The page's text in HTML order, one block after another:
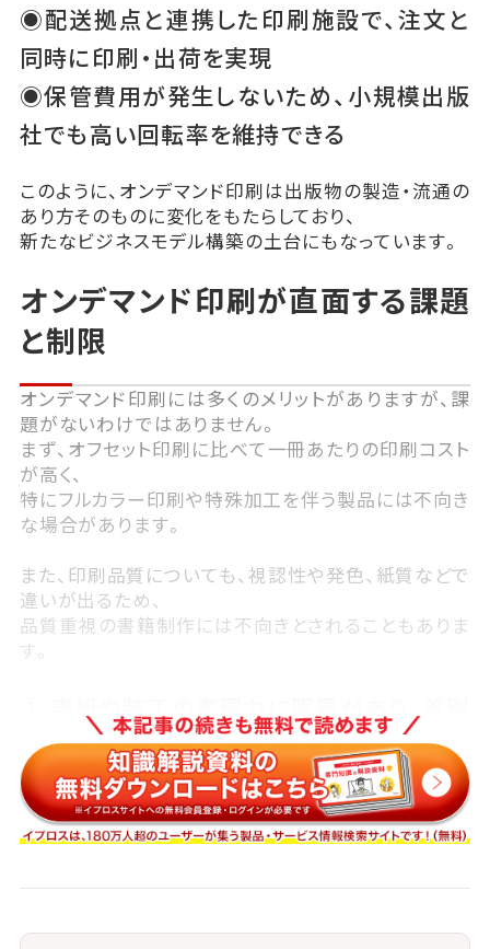
◉配送拠点と連携した印刷施設で、注文と
同時に印刷・出荷を実現
◉保管費用が発生しないため、小規模出版
社でも高い回転率を維持できる
このように、オンデマンド印刷は出版物の製造・流通の
あり方そのものに変化をもたらしており、
新たなビジネスモデル構築の土台にもなっています。
オンデマンド印刷が直面する課題
と制限
オンデマンド印刷には多くのメリットがありますが、課
題がないわけではありません。
まず、オフセット印刷に比べて一冊あたりの印刷コスト
が高く、
特にフルカラー印刷や特殊加工を伴う製品には不向き
な場合があります。
また、印刷品質についても、視認性や発色、紙質などで
違いが出るため、
品質重視の書籍制作には不向きとされることもありま
す。
化が難しくなる場合がある
② 書店流通に対応していない形式もあり、
販路が限定されるケースも存在
柔軟性と制度の整備が今後の普及に向けた課題とさ